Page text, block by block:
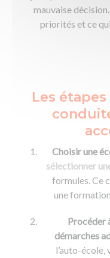
mauvaise
priorités et ce
Les
Choisir une
sélectionner
formules. Ce
une
Procéder
démarches
l’auto-